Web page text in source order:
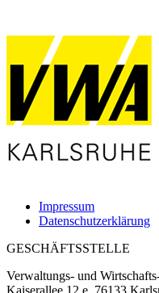
Impressum
Datenschutzerklärung
GESCHÄFTSSTELLE
Verwaltungs- und
Kaiserallee 12 e, 76133